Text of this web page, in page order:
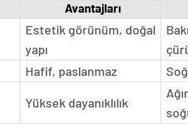
Avantajları
Estetik görünüm, doğal
yapı
Hafif, paslanmaz
Yüksek dayanıklılık